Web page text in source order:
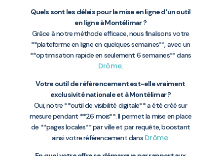
Quels sont les délais pour la mise en ligne d’un outil
en ligne à Montélimar ?
Grâce à notre méthode efficace, nous finalisons votre
**plateforme en ligne en quelques semaines**, avec un
**optimisation rapide en seulement 6 semaines** dans
Drôme.
Votre outil de référencement est-elle vraiment
exclusivité nationale et à Montélimar ?
Oui, notre **outil de visibilité digitale** a été créé sur
mesure pendant **26 mois**. Il permet la mise en place
de **pages locales** par ville et par requête, boostant
ainsi votre référencement dans Drôme.